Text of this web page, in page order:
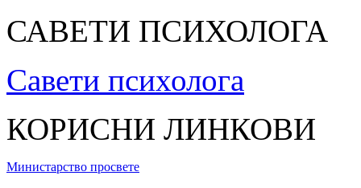
САВЕТИ ПСИХОЛОГА
Савети психолога
КОРИСНИ ЛИНКОВИ
Министарство просвете